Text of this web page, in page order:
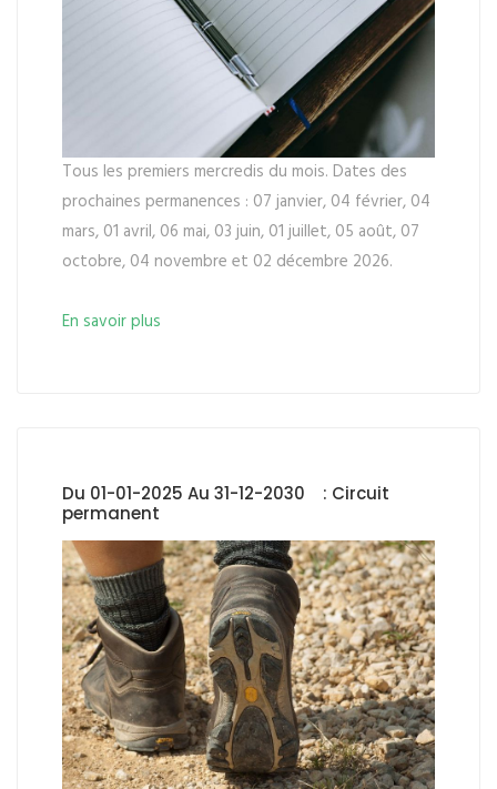
Tous les premiers mercredis du mois. Dates des
prochaines permanences : 07 janvier, 04 février, 04
mars, 01 avril, 06 mai, 03 juin, 01 juillet, 05 août, 07
octobre, 04 novembre et 02 décembre 2026.
En savoir plus
Du 01-01-2025 Au 31-12-2030 : Circuit
permanent